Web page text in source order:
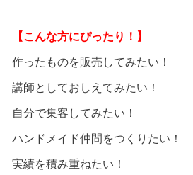
【こんな方にぴったり！】
作ったものを販売してみたい！
講師としておしえてみたい！
自分で集客してみたい！
ハンドメイド仲間をつくりたい！
実績を積み重ねたい！